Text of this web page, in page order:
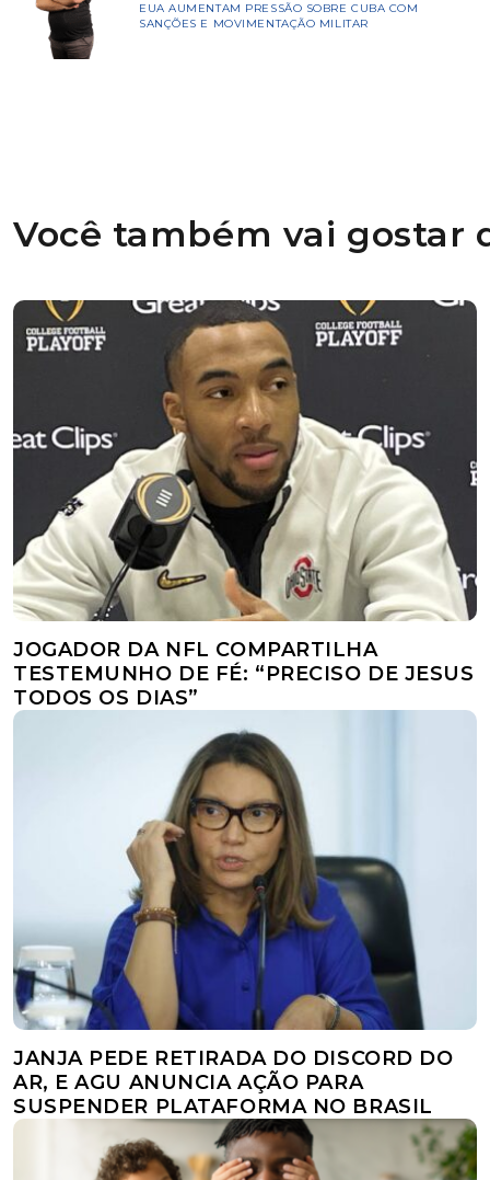
EUA AUMENTAM PRESSÃO SOBRE CUBA COM
SANÇÕES E MOVIMENTAÇÃO MILITAR
Você também vai gostar
JOGADOR DA NFL COMPARTILHA
TESTEMUNHO DE FÉ: “PRECISO DE JESUS
TODOS OS DIAS”
JANJA PEDE RETIRADA DO DISCORD DO
AR, E AGU ANUNCIA AÇÃO PARA
SUSPENDER PLATAFORMA NO BRASIL